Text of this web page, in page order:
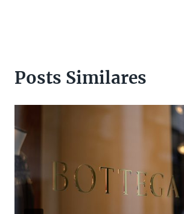
Posts Similares